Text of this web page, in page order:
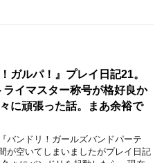
ガルパ！』プレイ日記21。
イマスター称号が格好良か
に頑張った話。まあ余裕で
バンドリ！ガールズバンドパーテ
が空いてしまいましたがプレイ日記